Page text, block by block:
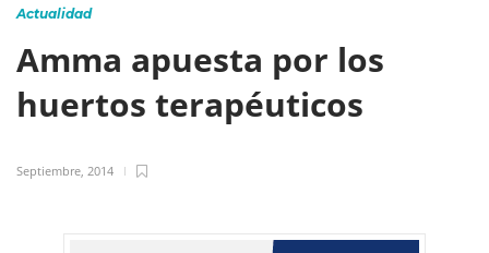
Actualidad
Amma apuesta por los
huertos terapéuticos
Septiembre, 2014